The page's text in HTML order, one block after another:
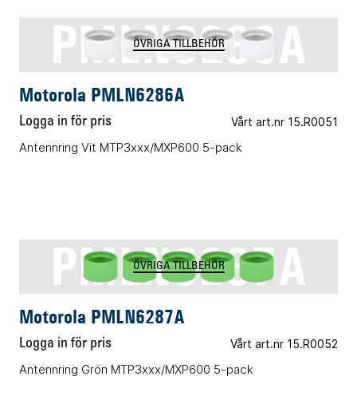
PMLN6286A
ÖVRIGA TILLBEHÖR
Motorola PMLN6286A
Logga in för pris Vårt art.nr 15.R0051
Antennring Vit MTP3xxx/MXP600 5-pack
PMLN6287A
ÖVRIGA TILLBEHÖR
Motorola PMLN6287A
Logga in för pris Vårt art.nr 15.R0052
Antennring Grön MTP3xxx/MXP600 5-pack